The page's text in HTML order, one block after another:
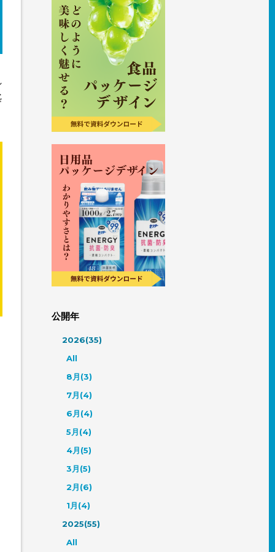
公開年
2026(35)
All
8月(3)
7月(4)
6月(4)
5月(4)
4月(5)
3月(5)
2月(6)
1月(4)
2025(55)
All